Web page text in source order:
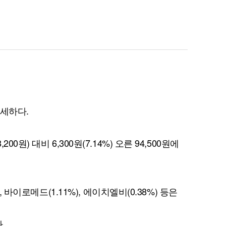
하다.
원) 대비 6,300원(7.14%) 오른 94,500원에
이로메드(1.11%), 에이치엘비(0.38%) 등은